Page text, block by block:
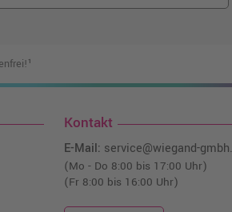
Kontakt
E-Mail: service@wiegand-
(Mo - Do 8:00 bis 17:00 Uhr)
(Fr 8:00 bis 16:00 Uhr)